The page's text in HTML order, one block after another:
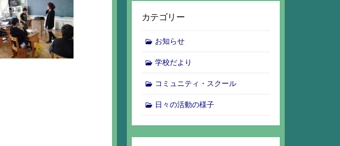
カテゴリー
お知らせ
学校だより
コミュニティ・スクール
日々の活動の様子